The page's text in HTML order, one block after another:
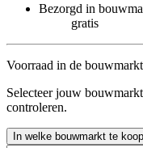
Bezorgd in
gratis
Voorraad in de bouwmarkt
Selecteer jouw
controleren.
In welke bouwmarkt te